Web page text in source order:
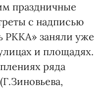
праздничные
с надписью
РККА» заняли уже
и площадях.
ряда